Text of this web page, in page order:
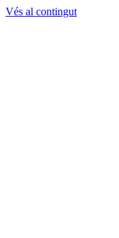
Vés al contingut